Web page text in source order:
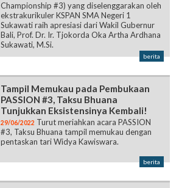
Championship #3) yang diselenggarakan oleh
ekstrakurikuler KSPAN SMA Negeri 1
Sukawati raih apresiasi dari Wakil Gubernur
Bali, Prof. Dr. Ir. Tjokorda Oka Artha Ardhana
Sukawati, M.Si.
berita
Tampil Memukau pada Pembukaan
PASSION #3, Taksu Bhuana
Tunjukkan Eksistensinya Kembali!
29/06/2022 Turut meriahkan acara PASSION
#3, Taksu Bhuana tampil memukau dengan
pentaskan tari Widya Kawiswara.
berita